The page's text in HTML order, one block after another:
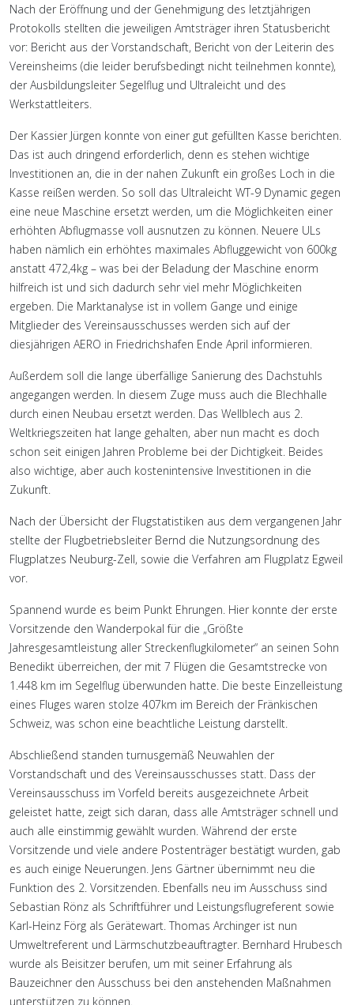
Nach der Eröffnung und der Genehmigung des letztjährigen
Protokolls stellten die jeweiligen Amtsträger ihren Statusbericht
vor: Bericht aus der Vorstandschaft, Bericht von der Leiterin des
Vereinsheims (die leider berufsbedingt nicht teilnehmen konnte),
der Ausbildungsleiter Segelflug und Ultraleicht und des
Werkstattleiters.
Der Kassier Jürgen konnte von einer gut gefüllten Kasse berichten.
Das ist auch dringend erforderlich, denn es stehen wichtige
Investitionen an, die in der nahen Zukunft ein großes Loch in die
Kasse reißen werden. So soll das Ultraleicht WT-9 Dynamic gegen
eine neue Maschine ersetzt werden, um die Möglichkeiten einer
erhöhten Abflugmasse voll ausnutzen zu können. Neuere ULs
haben nämlich ein erhöhtes maximales Abfluggewicht von 600kg
anstatt 472,4kg – was bei der Beladung der Maschine enorm
hilfreich ist und sich dadurch sehr viel mehr Möglichkeiten
ergeben. Die Marktanalyse ist in vollem Gange und einige
Mitglieder des Vereinsausschusses werden sich auf der
diesjährigen AERO in Friedrichshafen Ende April informieren.
Außerdem soll die lange überfällige Sanierung des Dachstuhls
angegangen werden. In diesem Zuge muss auch die Blechhalle
durch einen Neubau ersetzt werden. Das Wellblech aus 2.
Weltkriegszeiten hat lange gehalten, aber nun macht es doch
schon seit einigen Jahren Probleme bei der Dichtigkeit. Beides
also wichtige, aber auch kostenintensive Investitionen in die
Zukunft.
Nach der Übersicht der Flugstatistiken aus dem vergangenen Jahr
stellte der Flugbetriebsleiter Bernd die Nutzungsordnung des
Flugplatzes Neuburg-Zell, sowie die Verfahren am Flugplatz Egweil
vor.
Spannend wurde es beim Punkt Ehrungen. Hier konnte der erste
Vorsitzende den Wanderpokal für die „Größte
Jahresgesamtleistung aller Streckenflugkilometer“ an seinen Sohn
Benedikt überreichen, der mit 7 Flügen die Gesamtstrecke von
1.448 km im Segelflug überwunden hatte. Die beste Einzelleistung
eines Fluges waren stolze 407km im Bereich der Fränkischen
Schweiz, was schon eine beachtliche Leistung darstellt.
Abschließend standen turnusgemäß Neuwahlen der
Vorstandschaft und des Vereinsausschusses statt. Dass der
Vereinsausschuss im Vorfeld bereits ausgezeichnete Arbeit
geleistet hatte, zeigt sich daran, dass alle Amtsträger schnell und
auch alle einstimmig gewählt wurden. Während der erste
Vorsitzende und viele andere Postenträger bestätigt wurden, gab
es auch einige Neuerungen. Jens Gärtner übernimmt neu die
Funktion des 2. Vorsitzenden. Ebenfalls neu im Ausschuss sind
Sebastian Rönz als Schriftführer und Leistungsflugreferent sowie
Karl-Heinz Förg als Gerätewart. Thomas Archinger ist nun
Umweltreferent und Lärmschutzbeauftragter. Bernhard Hrubesch
wurde als Beisitzer berufen, um mit seiner Erfahrung als
Bauzeichner den Ausschuss bei den anstehenden Maßnahmen
unterstützen zu können.